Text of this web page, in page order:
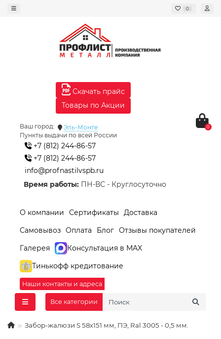
0
Скачать прайс
Товары по Акции
Ваш город:
Эль-Монте
Пункты выдачи по всей России
+7 (812) 244-86-57
+7 (812) 244-86-57
info@profnastilvspb.ru
Время работы: ПН-ВС - Круглосуточно
0
О компании Сертификаты
Доставка
Самовывоз Оплата Блог Отзывы покупателей
Галерея
Консультация в MAX
Тинькофф кредитование
Наши контакты и адреса
Все категории
Забор-жалюзи S 58х151 мм, ПЭ, Ral 3005 - 0,5 мм.